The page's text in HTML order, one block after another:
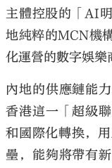
主體控股的「 AI
地純粹的MCN機
化運營的數字娛樂
內地的供應鏈能
香港這一「超級
和國際化轉換，用
壘，能夠將帶有